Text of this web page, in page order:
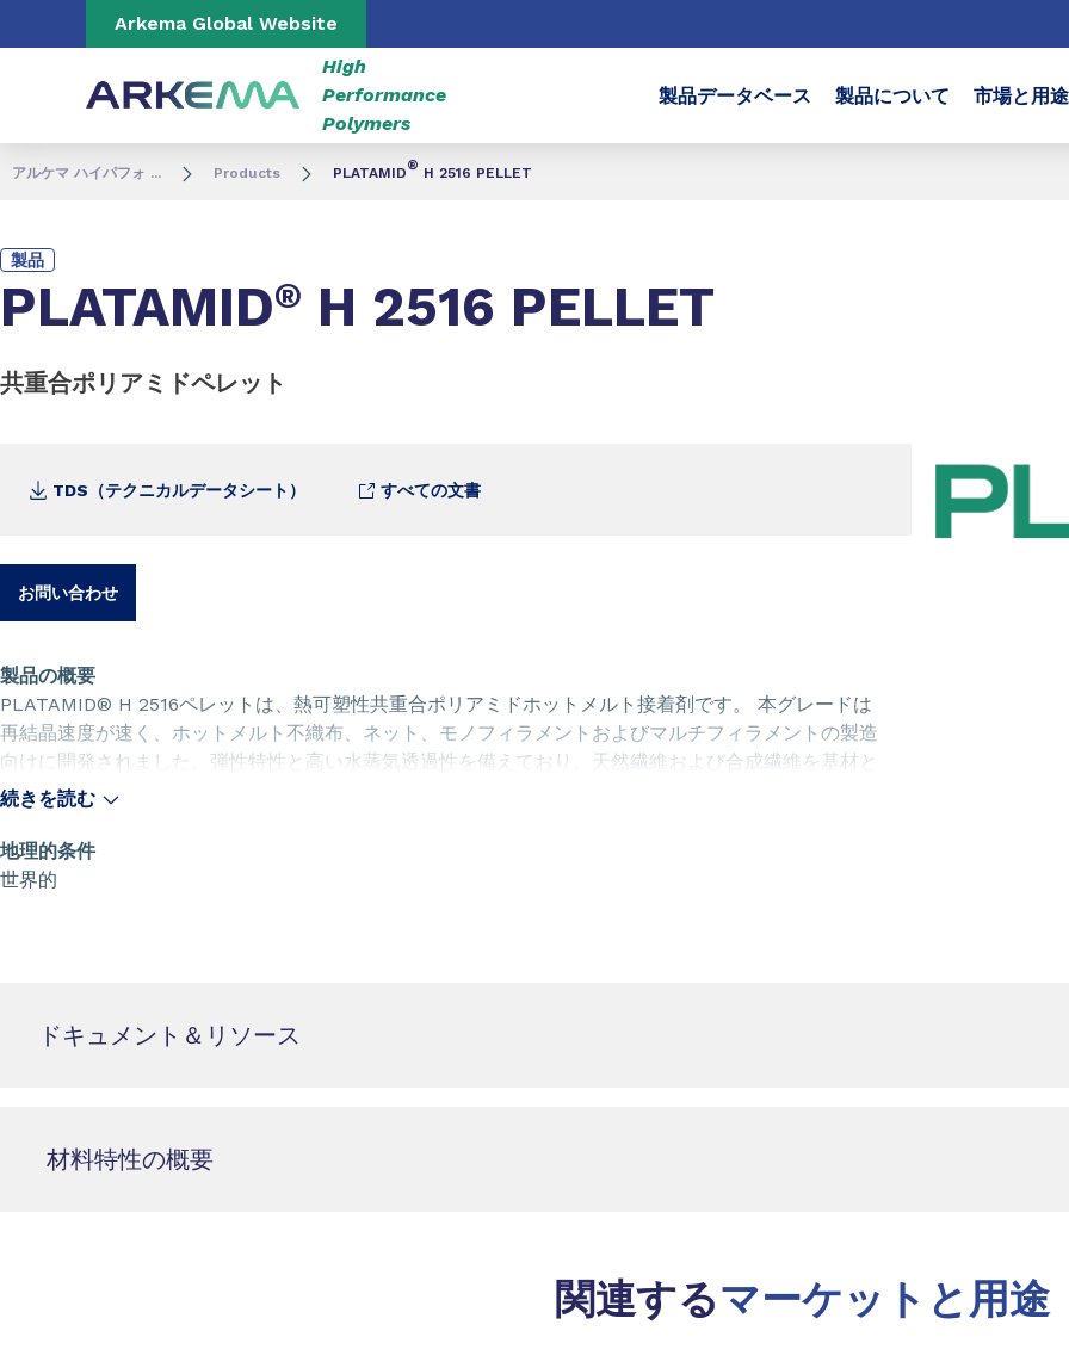
Go to content Go to navigation
Arkema Global Website
High
Performance
Polymers
製品データベース 製品について 市場と用途
アルケマ ハイパフォ ... Products PLATAMID® H 2516 PELLET
製品
PLATAMID® H 2516 PELLET
共重合ポリアミドペレット
TDS（テクニカルデータシート） すべての文書
お問い合わせ
製品の概要
PLATAMID® H 2516ペレットは、熱可塑性共重合ポリアミドホットメルト接着剤です。 本グレードは
再結晶速度が速く、ホットメルト不織布、ネット、モノフィラメントおよびマルチフィラメントの製造
向けに開発されました。弾性特性と高い水蒸気透過性を備えており、天然繊維および合成繊維を基材と
するあらゆる種類の繊維素材に対して非常に優れた接着性を発揮します。 本製品は、蛍光増白剤入り未
続きを読む
地理的条件
世界的
ドキュメント＆リソース
材料特性の概要
関連するマーケットと用途